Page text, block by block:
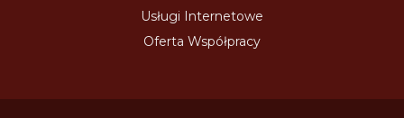
Usługi Internetowe
Oferta Współpracy